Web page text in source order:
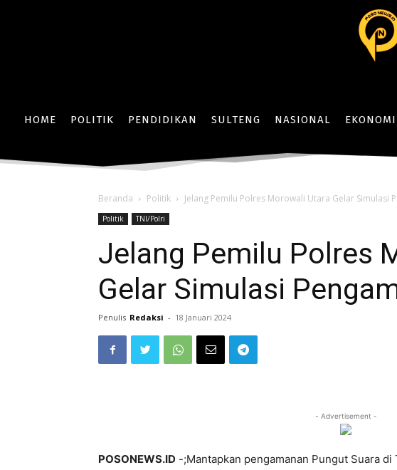
HOME POLITIK PENDIDIKAN SULTENG NASIONAL EKONOMI
Beranda Politik Jelang Pemilu Polres Morowali Utara Gelar Simulasi
Politik TNI/Polri
Jelang Pemilu Polres
Gelar Simulasi
Penulis Redaksi - 18 Januari 2024
- Advertisement -
POSONEWS.ID -;Mantapkan pengamanan Pungut Suara